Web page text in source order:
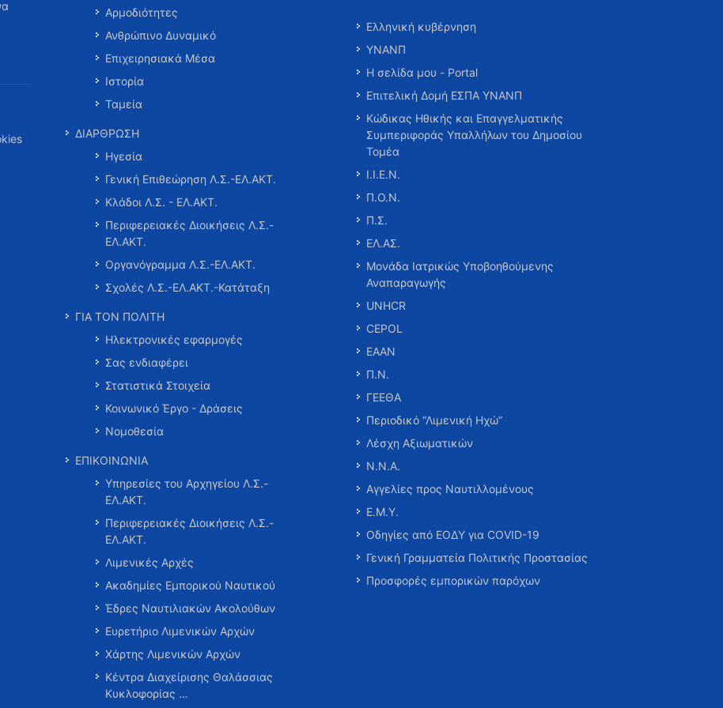
Αρμοδιότητες
Ανθρώπινο Δυναμικό
Επιχειρησιακά Μέσα
Ιστορία
Ταμεία
ΔΙΑΡΘΡΩΣΗ
Ηγεσία
Γενική Επιθεώρηση Λ.Σ.-ΕΛ.ΑΚΤ.
Κλάδοι Λ.Σ. - ΕΛ.ΑΚΤ.
Περιφερειακές Διοικήσεις Λ.Σ.-
ΕΛ.ΑΚΤ.
Οργανόγραμμα Λ.Σ.-ΕΛ.ΑΚΤ.
Σχολές Λ.Σ.-ΕΛ.ΑΚΤ.-Κατάταξη
ΓΙΑ ΤΟΝ ΠΟΛΙΤΗ
Ηλεκτρονικές εφαρμογές
Σας ενδιαφέρει
Στατιστικά Στοιχεία
Κοινωνικό Έργο - Δράσεις
Νομοθεσία
ΕΠΙΚΟΙΝΩΝΙΑ
Υπηρεσίες του Αρχηγείου Λ.Σ.-
ΕΛ.ΑΚΤ.
Περιφερειακές Διοικήσεις Λ.Σ.-
ΕΛ.ΑΚΤ.
Λιμενικές Αρχές
Ακαδημίες Εμπορικού Ναυτικού
Έδρες Ναυτιλιακών Ακολούθων
Ευρετήριο Λιμενικών Αρχών
Χάρτης Λιμενικών Αρχών
Κέντρα Διαχείρισης Θαλάσσιας
Κυκλοφορίας …
Ελληνική κυβέρνηση
ΥΝΑΝΠ
Η σελίδα μου - Portal
Επιτελική Δομή ΕΣΠΑ ΥΝΑΝΠ
Κώδικας Ηθικής και Επαγγελματικής
Συμπεριφοράς Υπαλλήλων του Δημοσίου
Τομέα
Ι.Ι.Ε.Ν.
Π.Ο.Ν.
Π.Σ.
ΕΛ.ΑΣ.
Μονάδα Ιατρικώς Υποβοηθούμενης
Αναπαραγωγής
UNHCR
CEPOL
ΕΑΑΝ
Π.Ν.
ΓΕΕΘΑ
Περιοδικό “Λιμενική Ηχώ”
Λέσχη Αξιωματικών
Ν.Ν.Α.
Αγγελίες προς Ναυτιλλομένους
Ε.Μ.Υ.
Οδηγίες από ΕΟΔΥ για COVID-19
Γενική Γραμματεία Πολιτικής Προστασίας
Προσφορές εμπορικών παρόχων